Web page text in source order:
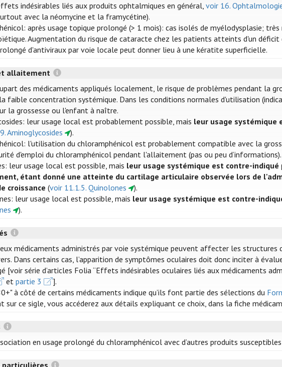
indésirables liés aux produits ophtalmiques en général,voir 16.
avec la néomycine et la framycétine).
après usage topique prolongé (> 1 mois): cas isolés de myélodysplasie;
Augmentation du risque de cataracte chez les patients atteints d'un déficit
d'antiviraux par voie locale peut donner lieu à une kératite superficielle.
allaitement
des médicaments appliqués localement, le risque de problèmes pendant la
faible concentration systémique. Dans les conditions normales d'utilisation
la grossesse ou l'enfant à naître.
leur usage local est probablement possible, mais leur usage systémique
Aminoglycosides
).
l'utilisation du chloramphénicol est probablement compatible avec la
d'emploi du chloramphénicol pendant l'allaitement (pas ou peu d’informations).
leur usage local est possible, mais leur usage systémique est contre-
étant donné une atteinte du cartilage articulaire observée lors de
croissance (voir 11.1.5. Quinolones
).
leur usage local est possible, mais leur usage systémique est contre-
).
médicaments administrés par voie systémique peuvent affecter les
Dans certains cas, l’apparition de symptômes oculaires doit donc inciter à
[voir série d’articles Folia “Effets indésirables oculaires liés aux médicaments
etpartie 3
].
à côté de certains médicaments indique qu’ils font partie des sélections du
sur ce sigle, vous accéderez aux détails expliquant ce choix, dans la fiche
en usage prolongé du chloramphénicol avec d’autres produits